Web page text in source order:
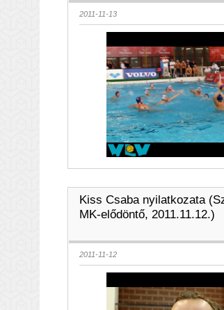
2011-11-13
Kiss Csaba nyilatkozata
MK-elődöntő, 2011.11.12.)
2011-11-12